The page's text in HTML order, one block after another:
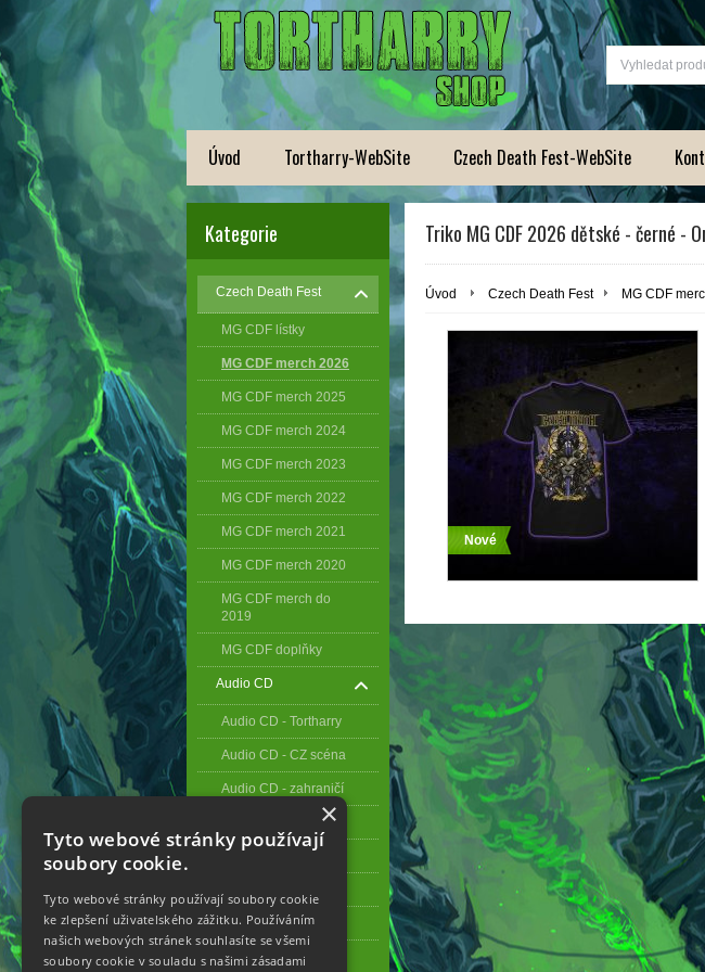
Úvod Tortharry-WebSite Czech Death Fest-WebSite
Kategorie
Czech Death Fest
MG CDF lístky
MG CDF merch 2026
MG CDF merch 2025
MG CDF merch 2024
MG CDF merch 2023
MG CDF merch 2022
MG CDF merch 2021
MG CDF merch 2020
MG CDF merch do
2019
MG CDF doplňky
Audio CD
Audio CD - Tortharry
Audio CD - CZ scéna
Audio CD - zahraničí
Doplňky
Merch Imago
Triko MG CDF 2026 dětské - černé -
Úvod Czech Death Fest MG CDF
Nové
×
Tyto webové stránky používají
soubory cookie.
Tyto webové stránky používají soubory cookie
ke zlepšení uživatelského zážitku. Používáním
našich webových stránek souhlasíte se všemi
soubory cookie v souladu s našimi zásadami